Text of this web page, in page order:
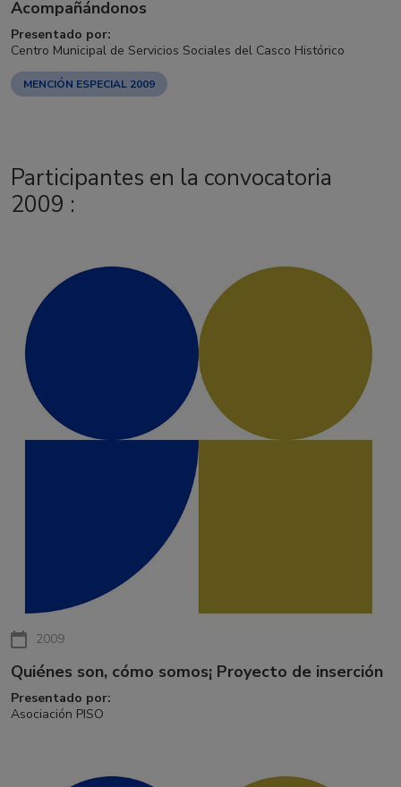
Acompañándonos
Presentado por:
Centro Municipal de Servicios Sociales del Casco Histórico
MENCIÓN ESPECIAL 2009
Participantes en la convocatoria
2009 :
2009
Quiénes son, cómo somos¡­ Proyecto de inserción
Presentado por:
Asociación PISO